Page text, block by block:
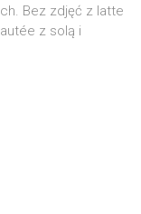
Bez zdjęć z latte
z solą i